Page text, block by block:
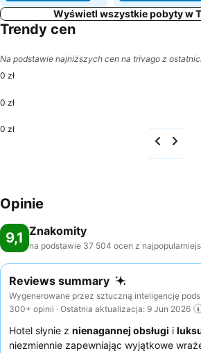
Wyświetl wszystkie pobyty w
Trendy cen
Na podstawie najniższych cen na trivago z
0 zł
0 zł
0 zł
Opinie
9,1 Znakomity
na podstawie 37 504 ocen z
Reviews summary
Wygenerowane przez sztuczną inteligencję
300+ opinii · Ostatnia aktualizacja: 9 Jun 2026
Hotel słynie z nienagannej obsługi i
niezmiennie zapewniając wyjątkowe